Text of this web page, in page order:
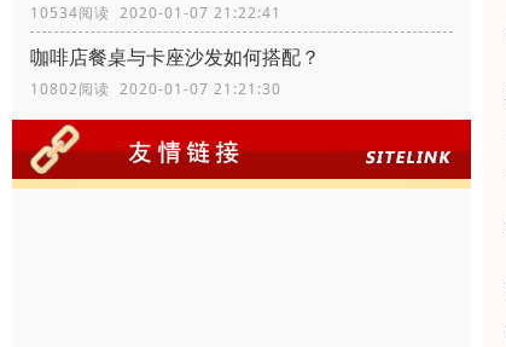
10534阅读 2020-01-07 21:22:41
咖啡店餐桌与卡座沙发如何搭配？
10802阅读 2020-01-07 21:21:30